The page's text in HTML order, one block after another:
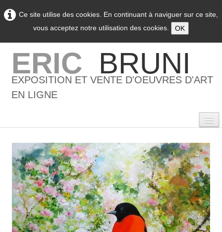
Ce site utilise des cookies. En continuant à naviguer sur ce site,
vous acceptez notre utilisation des cookies.
OK
ERIC BRUNI
EXPOSITION ET VENTE D'OEUVRES D'ART
EN LIGNE
0
Accueil
L'artiste▼
Galeries▼